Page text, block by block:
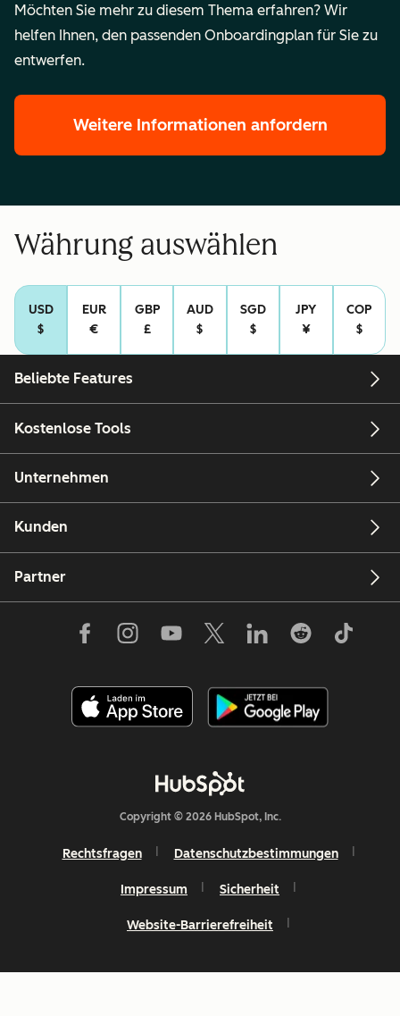
Möchten Sie mehr zu diesem Thema erfahren? Wir
helfen Ihnen, den passenden Onboardingplan für Sie zu
entwerfen.
Weitere Informationen anfordern
Währung auswählen
USD
$
EUR
€
GBP
£
AUD
$
SGD
$
JPY
¥
COP
$
Beliebte Features
Kostenlose Tools
Unternehmen
Kunden
Partner
Copyright © 2026 HubSpot, Inc.
Rechtsfragen Datenschutzbestimmungen
Impressum Sicherheit
Website-Barrierefreiheit